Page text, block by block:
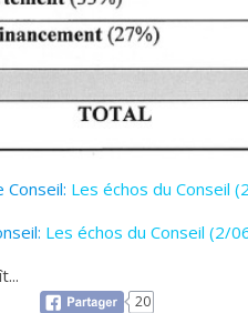
Les échos du Conseil
Les échos du Conseil (2/
20